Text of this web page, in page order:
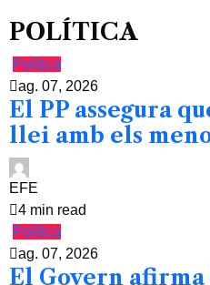
POLÍTICA
Política
ag. 07, 2026
El PP assegura
llei amb els
EFE
4 min read
Política
ag. 07, 2026
El Govern afirma